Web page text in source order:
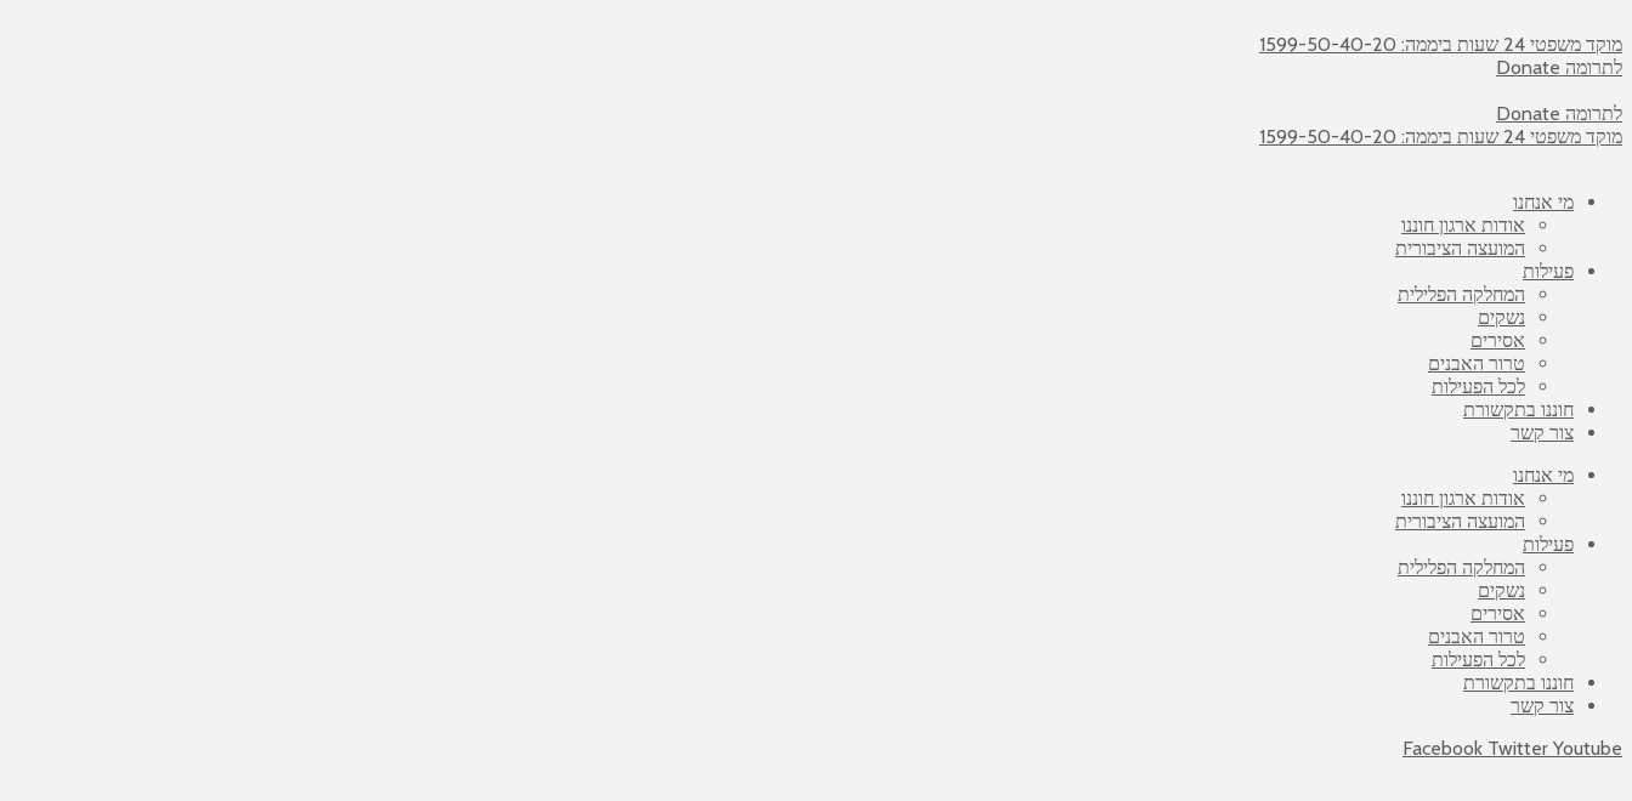
מוקד משפטי 24 שעות ביממה: 1599-50-40-20
לתרומה Donate
לתרומה Donate
מוקד משפטי 24 שעות ביממה: 1599-50-40-20
מי אנחנו
אודות ארגון חוננו
המועצה הציבורית
פעילות
המחלקה הפלילית
נשקים
אסירים
טרור האבנים
לכל הפעילות
חוננו בתקשורת
צור קשר
מי אנחנו
אודות ארגון חוננו
המועצה הציבורית
פעילות
המחלקה הפלילית
נשקים
אסירים
טרור האבנים
לכל הפעילות
חוננו בתקשורת
צור קשר
Facebook Twitter Youtube